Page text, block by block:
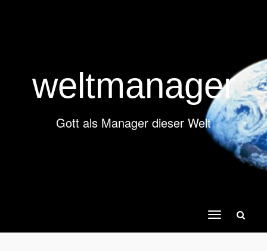
weltmanager
Gott als Manager dieser Welt
Toggle
navigation